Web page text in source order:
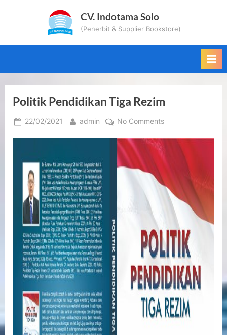
CV. Indotama Solo
(Penerbit & Supplier Bookstore)
Politik Pendidikan Tiga Rezim
Posted
22/02/2021 By
admin No Commentson
Pendidikan
Tiga